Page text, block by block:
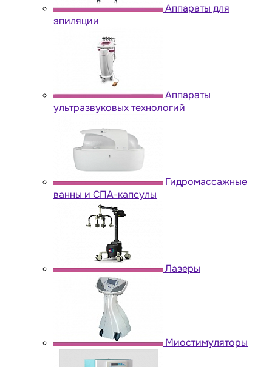
Аппараты для
эпиляции
Аппараты
ультразвуковых технологий
Гидромассажные
ванны и СПА-капсулы
Лазеры
Миостимуляторы